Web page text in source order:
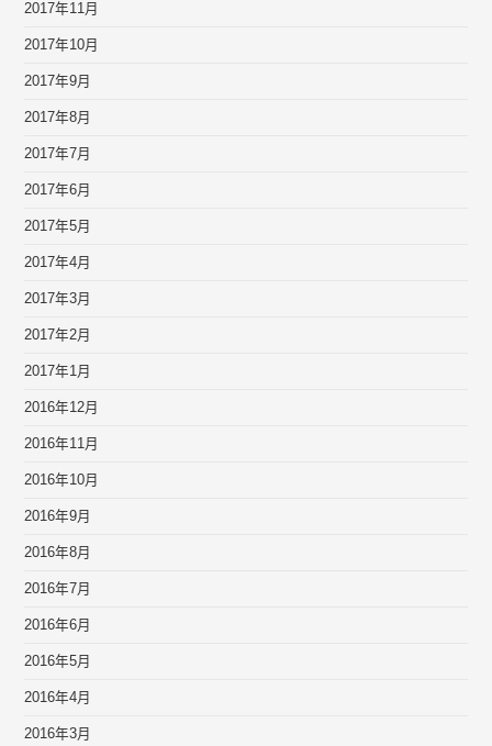
2017年11月
2017年10月
2017年9月
2017年8月
2017年7月
2017年6月
2017年5月
2017年4月
2017年3月
2017年2月
2017年1月
2016年12月
2016年11月
2016年10月
2016年9月
2016年8月
2016年7月
2016年6月
2016年5月
2016年4月
2016年3月